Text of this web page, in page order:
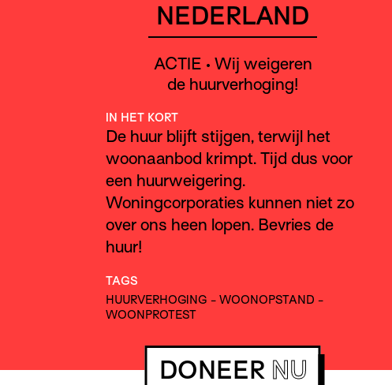
NEDERLAND
ACTIE • Wij weigeren
de huurverhoging!
IN HET KORT
De huur blijft stijgen, terwijl het
woonaanbod krimpt. Tijd dus voor
een huurweigering.
Woningcorporaties kunnen niet zo
over ons heen lopen. Bevries de
huur!
TAGS
HUURVERHOGING - WOONOPSTAND -
WOONPROTEST
DONEER NU